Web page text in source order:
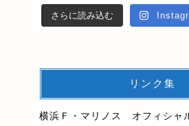
さらに読み込む
リンク集
横浜Ｆ・マリノス オフィシャ